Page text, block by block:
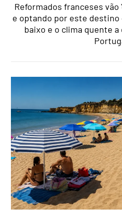
Reformados franceses vão
e optando por este destino
baixo e o clima quente